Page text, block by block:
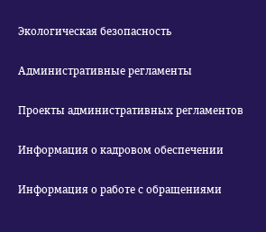
Экологическая безопасность
Административные регламенты
Проекты административных регламентов
Информация о кадровом обеспечении
Информация о работе с обращениями